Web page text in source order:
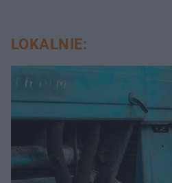
LOKALNIE: